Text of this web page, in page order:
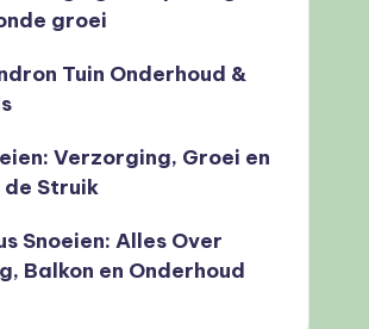
groei
Tuin Onderhoud &
Verzorging, Groei en
de Struik
Snoeien: Alles Over
Balkon en Onderhoud